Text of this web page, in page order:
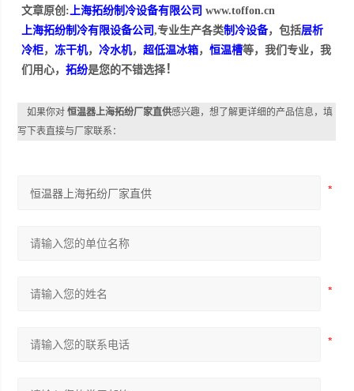
文章原创:上海拓纷制冷设备有限公司 www.toffon.cn
上海拓纷制冷有限设备公司,专业生产各类制冷设备，包括层析
冷柜， 冻干机，冷水机，超低温冰箱，恒温槽等，我们专业，我
们用心，拓纷是您的不错选择！
如果你对恒温器上海拓纷厂家直供感兴趣，想了解更详细的产品信息，填
写下表直接与厂家联系：